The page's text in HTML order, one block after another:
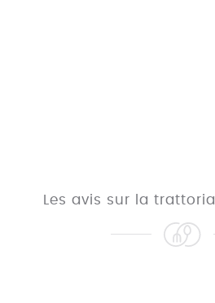
Les avis sur la trattoria